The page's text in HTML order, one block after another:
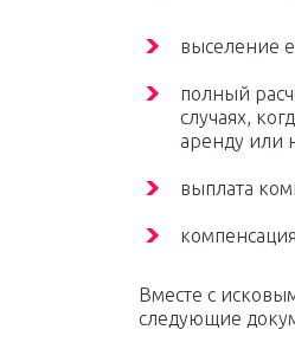
выселение
полный
случаях,
аренду или
выплата
Вместе с
следующие